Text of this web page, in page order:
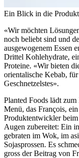
Ein Blick in die
«Wir möchten
noch beliebt sind und
ausgewogenem Essen
Drittel Kohlehydrate,
Proteine. «Wir bieten
orientalische Kebab,
Geschnetzelstes».
Planted Foods lädt
Menü, das François,
Produktentwickler
Augen zubereitet: Ein
gebraten im Wok, im
Sojasprossen. Es
gross der Beitrag von